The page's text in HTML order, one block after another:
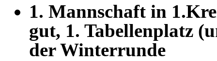
1. Mannschaft in
gut, 1. Tabellenplatz
der Winterrunde